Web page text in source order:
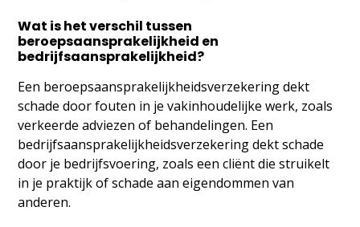
Wat is het verschil tussen
beroepsaansprakelijkheid en
bedrijfsaansprakelijkheid?
Een beroepsaansprakelijkheidsverzekering dekt
schade door fouten in je vakinhoudelijke werk, zoals
verkeerde adviezen of behandelingen. Een
bedrijfsaansprakelijkheidsverzekering dekt schade
door je bedrijfsvoering, zoals een cliënt die struikelt
in je praktijk of schade aan eigendommen van
anderen.